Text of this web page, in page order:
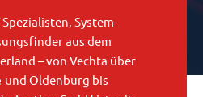
System-
aus dem
– von Vechta über
und Oldenburg bis